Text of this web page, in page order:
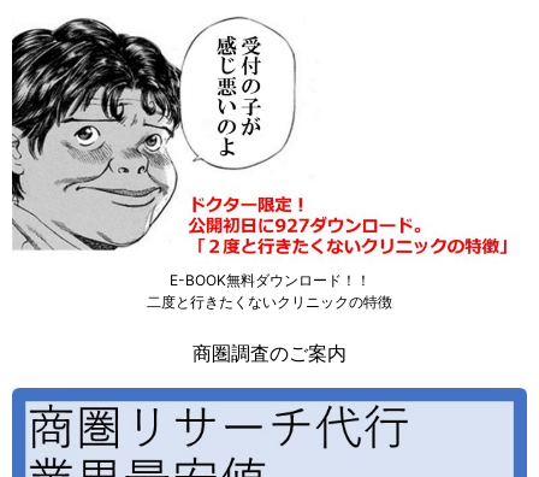
E-BOOK無料ダウンロード！！
二度と行きたくないクリニックの特徴
商圏調査のご案内